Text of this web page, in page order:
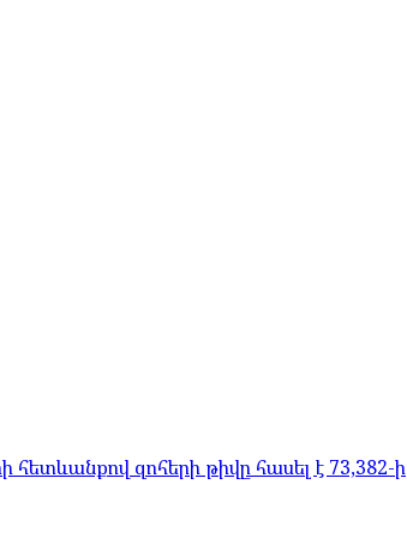
զոհերի թիվը հասել է 73,382-ի